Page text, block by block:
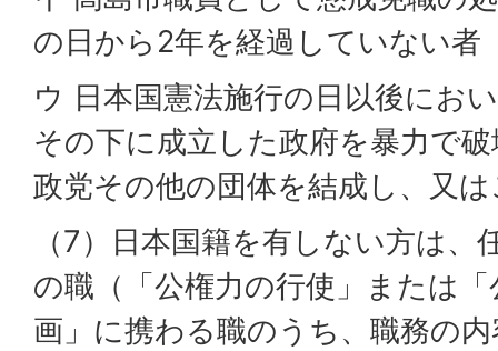
の日から2年を経過していない者
ウ 日本国憲法施行の日以後にお
その下に成立した政府を暴力で
政党その他の団体を結成し、又
（7）日本国籍を有しない方は、
の職（「公権力の行使」または
画」に携わる職のうち、職務の